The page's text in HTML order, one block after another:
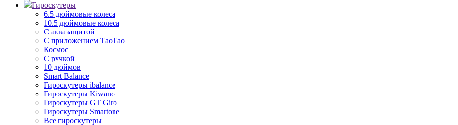
Гироскутеры
6.5 дюймовые колеса
10.5 дюймовые колеса
С аквазащитой
С приложением ТаоТао
Космос
С ручкой
10 дюймов
Smart Balance
Гироскутеры ibalance
Гироскутеры Kiwano
Гироскутеры GT Giro
Гироскутеры Smartone
Все гироскутеры